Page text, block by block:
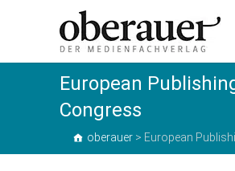
oberauer
European
Congress
oberauer > European